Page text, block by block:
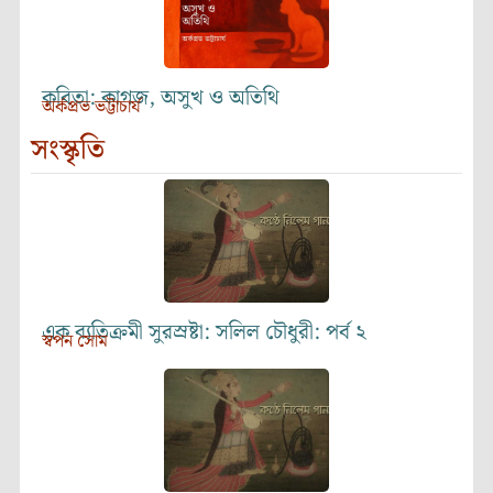
কবিতা: কাগজ, অসুখ ও অতিথি
অর্কপ্রভ ভট্টাচার্য
সংস্কৃতি
এক ব্যতিক্রমী সুরস্রষ্টা: সলিল চৌধুরী: পর্ব ২
স্বপন সোম